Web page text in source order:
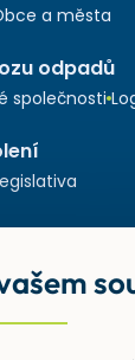
a města
odpadů
společnosti